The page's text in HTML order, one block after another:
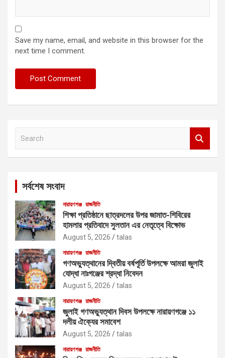
Save my name, email, and website in this browser for the
next time I comment.
সর্বশেষ সংবাদ
নারায়ণগঞ্জ রাজনীতি
শিক্ষা প্রতিষ্ঠানে ছাত্রদলের উপর জামাত-শিবিরের
হামলার প্রতিবাদে সুলতান এর নেতৃত্বে বিক্ষোভ
August 5, 2026 talas
নারায়ণগঞ্জ রাজনীতি
গণঅভ্যুত্থানের দ্বিতীয় বর্ষপূর্তি উপলক্ষে আমরা জুলাই
যোদ্ধা নাঃগঞ্জের শ্রদ্ধা নিবেদন
August 5, 2026 talas
নারায়ণগঞ্জ রাজনীতি
জুলাই গণঅভ্যুত্থান দিবস উপলক্ষে নারায়ণগঞ্জে ১১
দলীয় ঐক্যের সমাবেশ
August 5, 2026 talas
নারায়ণগঞ্জ রাজনীতি